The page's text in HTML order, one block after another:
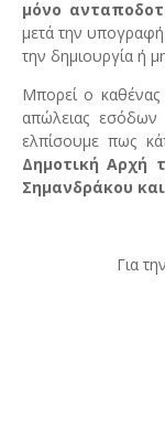
μόνο
μετά την
την δημιουργία ή
Μπορεί ο καθένας
απώλειας
ελπίσουμε πως
Δημοτική Αρχή
Σημανδράκου
Για